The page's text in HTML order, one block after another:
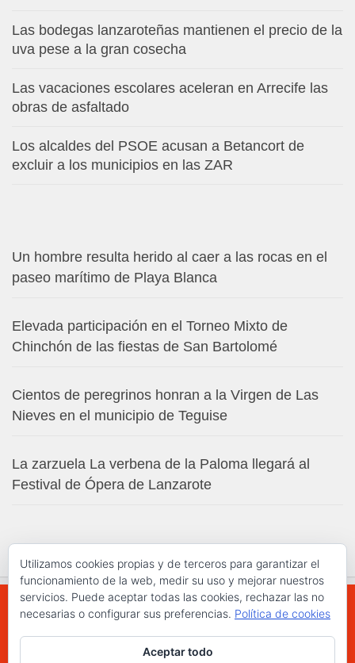
Las bodegas lanzaroteñas mantienen el precio de la
uva pese a la gran cosecha
Las vacaciones escolares aceleran en Arrecife las
obras de asfaltado
Los alcaldes del PSOE acusan a Betancort de
excluir a los municipios en las ZAR
Un hombre resulta herido al caer a las rocas en el
paseo marítimo de Playa Blanca
Elevada participación en el Torneo Mixto de
Chinchón de las fiestas de San Bartolomé
Cientos de peregrinos honran a la Virgen de Las
Nieves en el municipio de Teguise
La zarzuela La verbena de la Paloma llegará al
Festival de Ópera de Lanzarote
WWW.ELCHAPLON.COM © 2026. Todos los
derechos reservados.
Utilizamos cookies propias y de terceros para garantizar el
funcionamiento de la web, medir su uso y mejorar nuestros
servicios. Puede aceptar todas las cookies, rechazar las no
necesarias o configurar sus preferencias. Política de cookies
Aceptar todo